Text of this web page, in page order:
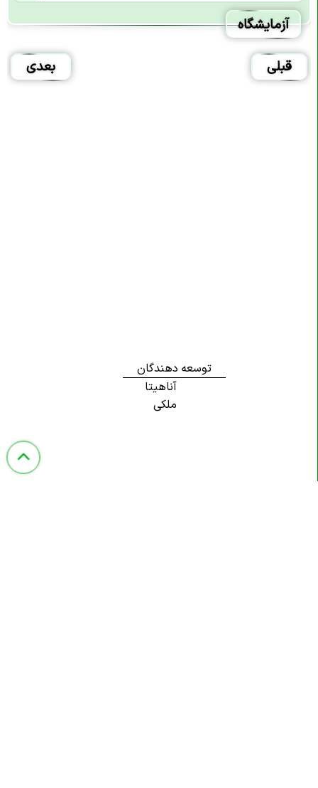
آزمایشگاه
قبلی بعدی
توسعه دهندگان
آناهیتا
ملکی